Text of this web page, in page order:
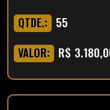
QTDE.: 55
VALOR: R$